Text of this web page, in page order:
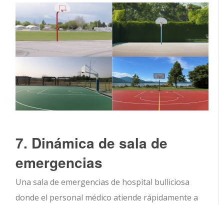
7. Dinámica de sala de
emergencias
Una sala de emergencias de hospital bulliciosa
donde el personal médico atiende rápidamente a